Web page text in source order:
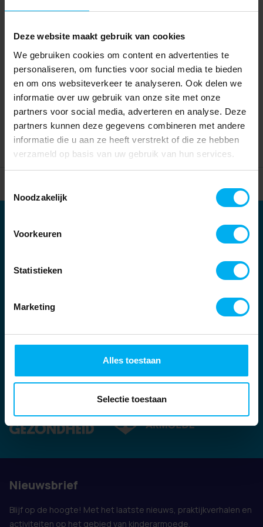
Deze website maakt gebruik van cookies
We gebruiken cookies om content en advertenties te
personaliseren, om functies voor social media te bieden
en om ons websiteverkeer te analyseren. Ook delen we
informatie over uw gebruik van onze site met onze
partners voor social media, adverteren en analyse. Deze
partners kunnen deze gegevens combineren met andere
informatie die u aan ze heeft verstrekt of die ze hebben
verzameld op basis van uw gebruik van hun services.
Noodzakelijk
Voorkeuren
Statistieken
Marketing
Alles toestaan
Selectie toestaan
Partners
Ook vertegenwoordigd door:
Nieuwsbrief
Blijf op de hoogte! Met het laatste nieuws, praktijkverhalen en
activiteiten op het gebied van kinderarmoede.